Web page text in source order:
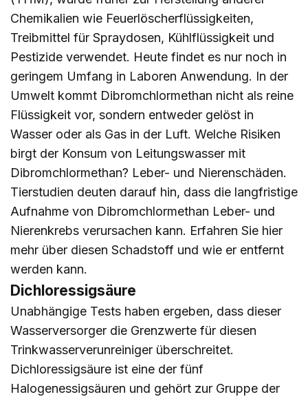
Chemikalien wie Feuerlöscherflüssigkeiten,
Treibmittel für Spraydosen, Kühlflüssigkeit und
Pestizide verwendet. Heute findet es nur noch in
geringem Umfang in Laboren Anwendung. In der
Umwelt kommt Dibromchlormethan nicht als reine
Flüssigkeit vor, sondern entweder gelöst in
Wasser oder als Gas in der Luft. Welche Risiken
birgt der Konsum von Leitungswasser mit
Dibromchlormethan? Leber- und Nierenschäden.
Tierstudien deuten darauf hin, dass die langfristige
Aufnahme von Dibromchlormethan Leber- und
Nierenkrebs verursachen kann. Erfahren Sie hier
mehr über diesen Schadstoff und wie er entfernt
werden kann.
Dichloressigsäure
Unabhängige Tests haben ergeben, dass dieser
Wasserversorger die Grenzwerte für diesen
Trinkwasserverunreiniger überschreitet.
Dichloressigsäure ist eine der fünf
Halogenessigsäuren und gehört zur Gruppe der